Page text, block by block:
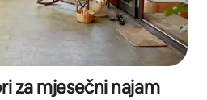
za mjesečni najam